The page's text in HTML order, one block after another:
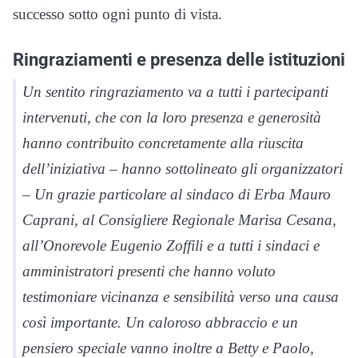
successo sotto ogni punto di vista.
Ringraziamenti e presenza delle istituzioni
Un sentito ringraziamento va a tutti i partecipanti
intervenuti, che con la loro presenza e generosità
hanno contribuito concretamente alla riuscita
dell’iniziativa – hanno sottolineato gli organizzatori
– Un grazie particolare al sindaco di Erba Mauro
Caprani, al Consigliere Regionale Marisa Cesana,
all’Onorevole Eugenio Zoffili e a tutti i sindaci e
amministratori presenti che hanno voluto
testimoniare vicinanza e sensibilità verso una causa
così importante. Un caloroso abbraccio e un
pensiero speciale vanno inoltre a Betty e Paolo,